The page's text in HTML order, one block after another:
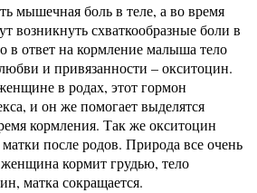
мышечная боль в теле, а во время
возникнуть схваткообразные боли в
в ответ на кормление малыша тело
и привязанности – окситоцин.
в родах, этот гормон
и он же помогает выделятся
кормления. Так же окситоцин
после родов. Природа все очень
кормит грудью, тело
матка сокращается.